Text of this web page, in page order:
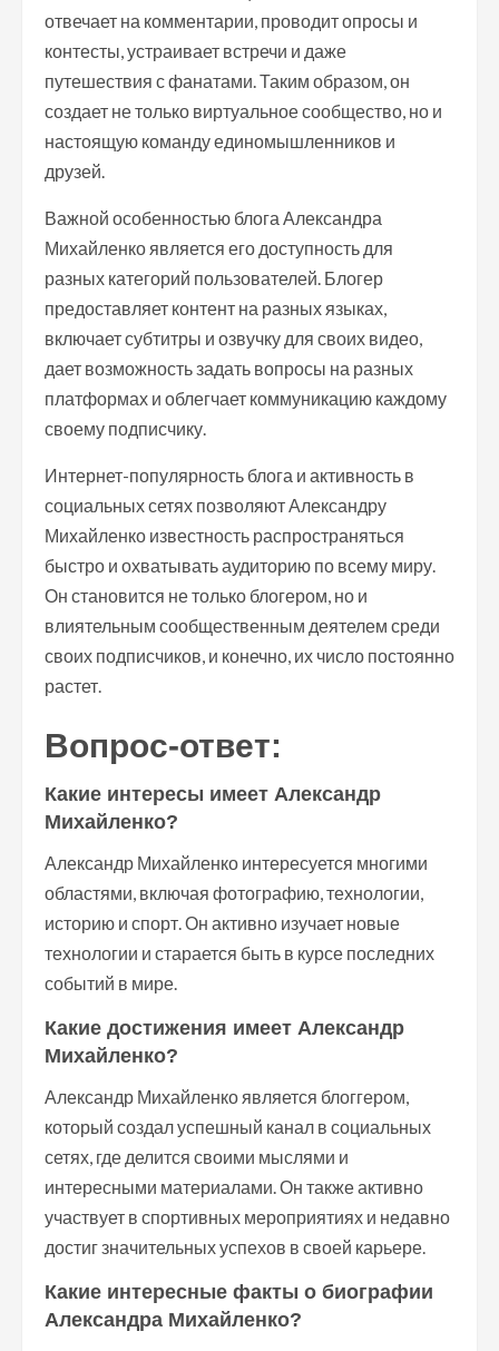
отвечает на комментарии, проводит опросы и
контесты, устраивает встречи и даже
путешествия с фанатами. Таким образом, он
создает не только виртуальное сообщество, но и
настоящую команду единомышленников и
друзей.
Важной особенностью блога Александра
Михайленко является его доступность для
разных категорий пользователей. Блогер
предоставляет контент на разных языках,
включает субтитры и озвучку для своих видео,
дает возможность задать вопросы на разных
платформах и облегчает коммуникацию каждому
своему подписчику.
Интернет-популярность блога и активность в
социальных сетях позволяют Александру
Михайленко известность распространяться
быстро и охватывать аудиторию по всему миру.
Он становится не только блогером, но и
влиятельным сообщественным деятелем среди
своих подписчиков, и конечно, их число постоянно
растет.
Вопрос-ответ:
Какие интересы имеет Александр
Михайленко?
Александр Михайленко интересуется многими
областями, включая фотографию, технологии,
историю и спорт. Он активно изучает новые
технологии и старается быть в курсе последних
событий в мире.
Какие достижения имеет Александр
Михайленко?
Александр Михайленко является блоггером,
который создал успешный канал в социальных
сетях, где делится своими мыслями и
интересными материалами. Он также активно
участвует в спортивных мероприятиях и недавно
достиг значительных успехов в своей карьере.
Какие интересные факты о биографии
Александра Михайленко?